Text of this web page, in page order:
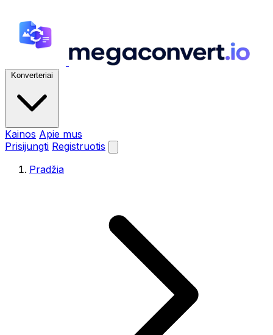
Konverteriai
Kainos Apie mus
Prisijungti Registruotis
Pradžia